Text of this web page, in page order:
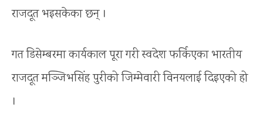
राजदूत भइसकेका छन् ।
गत डिसेम्बरमा कार्यकाल पूरा गरी स्वदेश फर्किएका भारतीय
राजदूत मञ्जिभसिंह पुरीको जिम्मेवारी विनयलाई दिइएको हो
।